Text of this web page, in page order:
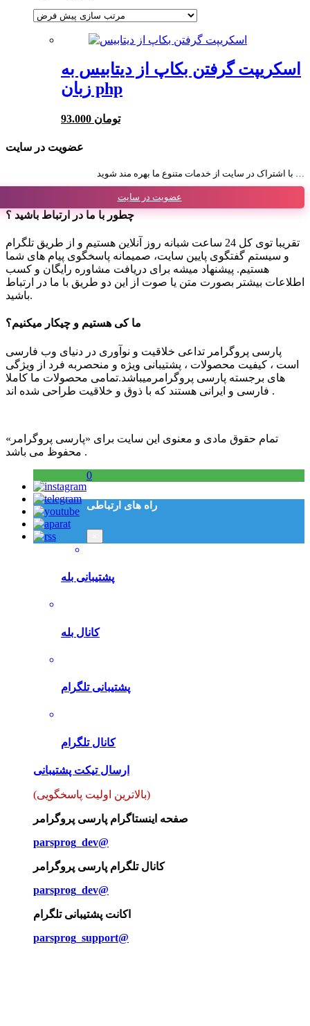
اسکریپت گرفتن بکاپ از دیتابیس به
زبان php
93.000 تومان
عضویت در سایت
عضویت در سایت
چطور با ما در ارتباط باشید ؟
تقریبا توی کل 24 ساعت شبانه روز آنلاین هستیم و از طریق تلگرام
و سیستم گفتگوی پایین سایت، صمیمانه پاسخگوی پیام های شما
هستیم. پیشنهاد میشه برای دریافت مشاوره رایگان و کسب
اطلاعات بیشتر بصورت متن یا صوت از این دو طریق با ما در ارتباط
باشید.
ما کی هستیم و چیکار میکنیم؟
پارسی پروگرامر تداعی خلاقیت و نوآوری در دنیای وب فارسی
است ، کیفیت محصولات ، پشتیبانی ویژه و منحصربه فرد از ویژگی
های برجسته پارسی پروگرامرمیباشد.تمامی محصولات ما کاملا
فارسی و ایرانی هستند که با ذوق و خلاقیت طراحی شده اند .
تمام حقوق مادی و معنوی این سایت برای «پارسی پروگرامر»
محفوظ می باشد .
0
راه های ارتباطی
پشتیبانی بله
کانال بله
پشتیبانی تلگرام
کانال تلگرام
ارسال تیکت پشتیبانی
(بالاترین اولیت پاسخگویی)
صفحه اینستاگرام پارسی پروگرامر
parsprog_dev@
کانال تلگرام پارسی پروگرامر
parsprog_dev@
اکانت پشتیبانی تلگرام
parsprog_support@